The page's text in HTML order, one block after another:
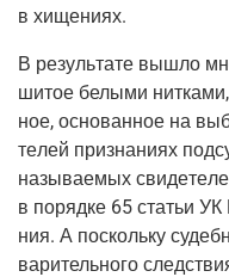
в хищениях.
В резуль­та­те вышло
шитое белы­ми
ное, осно­ван­ное на
те­лей при­зна­ни­ях
назы­ва­е­мых
в поряд­ке 65 ста­тьи
ния. А посколь­ку
ва­ри­тель­но­го